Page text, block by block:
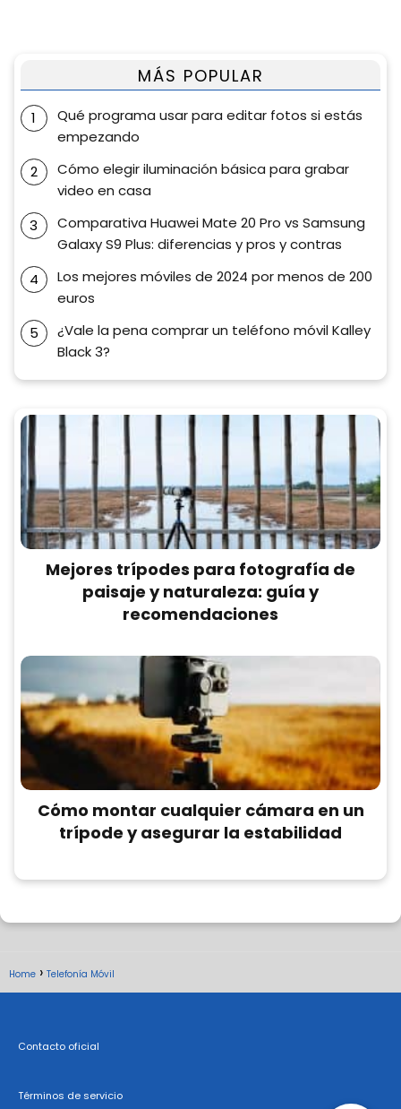
MÁS POPULAR
Qué programa usar para editar fotos si estás
empezando
Cómo elegir iluminación básica para grabar
video en casa
Comparativa Huawei Mate 20 Pro vs Samsung
Galaxy S9 Plus: diferencias y pros y contras
Los mejores móviles de 2024 por menos de 200
euros
¿Vale la pena comprar un teléfono móvil Kalley
Black 3?
Mejores trípodes para fotografía de
paisaje y naturaleza: guía y
recomendaciones
Cómo montar cualquier cámara en un
trípode y asegurar la estabilidad
Home Telefonía Móvil
Contacto oficial
Términos de servicio